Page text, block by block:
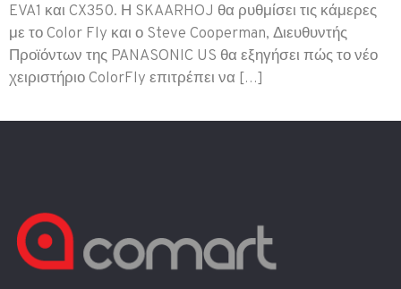
EVA1 και CX350. Η SKAARHOJ θα ρυθμίσει τις κάμερες
με το Color Fly και ο Steve Cooperman, Διευθυντής
Προϊόντων της PANASONIC US θα εξηγήσει πώς το νέο
χειριστήριο ColorFly επιτρέπει να […]